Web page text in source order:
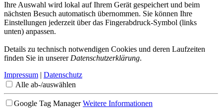
Ihre Auswahl wird lokal auf Ihrem Gerät gespeichert und beim
nächsten Besuch automatisch übernommen. Sie können Ihre
Einstellungen jederzeit über das Fingerabdruck-Symbol (links
unten) anpassen.
Details zu technisch notwendigen Cookies und deren Laufzeiten
finden Sie in unserer Datenschutzerklärung.
Impressum | Datenschutz
Alle ab-/auswählen
Google Tag Manager Weitere Informationen